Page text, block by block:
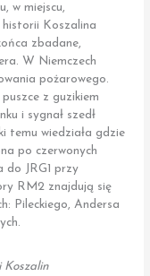
w miejscu,
historii Koszalina
zbadane,
W Niemczech
pożarowego.
z guzikiem
i sygnał szedł
temu wiedziała gdzie
po czerwonych
do JRG1 przy
RM2 znajdują się
Pileckiego, Andersa
Koszalin